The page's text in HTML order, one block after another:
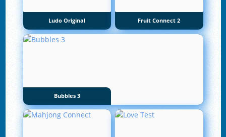
Ludo Original Fruit Connect 2
Bubbles 3